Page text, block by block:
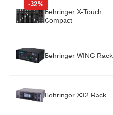
-32%
Behringer X-Touch
Compact
Behringer WING Rack
Behringer X32 Rack